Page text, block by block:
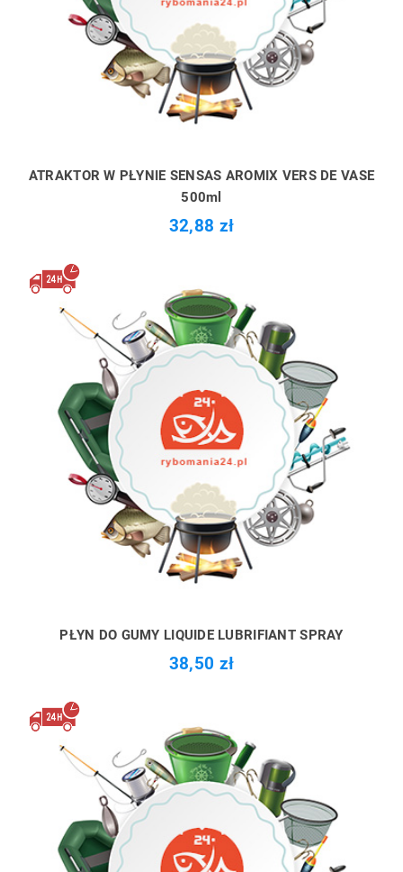
ATRAKTOR W PŁYNIE SENSAS AROMIX VERS DE VASE
500ml
32,88 zł
PŁYN DO GUMY LIQUIDE LUBRIFIANT SPRAY
38,50 zł